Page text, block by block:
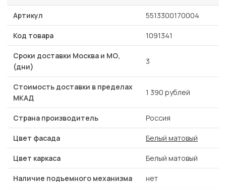
Артикул 5513300170004
Код товара 1091341
Сроки доставки Москва и МО,
(дни)
3
Стоимость доставки в пределах
МКАД
1 390 рублей
Страна производитель Россия
Цвет фасада Белый матовый
Цвет каркаса Белый матовый
Наличие подъемного механизма нет